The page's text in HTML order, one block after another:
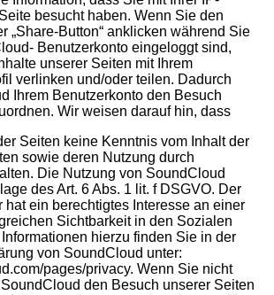
erhalten Sie in der Datenschutzerklärung von Zendesk: https://www.zendesk.de/company/customers-partners/privacy-policy/. Google reCAPTCHA Wir nutzen „Google reCAPTCHA“ (im Folgenden „reCAPTCHA“) auf unseren Websites. Anbieter ist die Google Ireland Limited („Google“), Gordon House, Barrow Street, Dublin 4, Irland. Mit reCAPTCHA soll überprüft werden, ob die Dateneingabe auf unseren Websites (z. B. in einem Kontaktformular) durch einen Menschen oder durch ein automatisiertes Programm erfolgt. Hierzu analysiert reCAPTCHA das Verhalten des Websitebesuchers anhand verschiedener Merkmale. Diese Analyse beginnt automatisch, sobald der Websitebesucher die Website betritt. Zur Analyse wertet reCAPTCHA verschiedene Informationen aus (z. B. IP-Adresse, Verweildauer des Websitebesuchers auf der Website oder vom Nutzer getätigte Mausbewegungen). Die bei der Analyse erfassten Daten werden an Google weitergeleitet. Die reCAPTCHA-Analysen laufen vollständig im Hintergrund. Websitebesucher werden nicht darauf hingewiesen, dass eine Analyse stattfindet. Die Datenverarbeitung erfolgt auf Grundlage von Art. 6 Abs. 1 lit. f DSGVO. Der Websitebetreiber hat ein berechtigtes Interesse daran, seine Webangebote vor missbräuchlicher automatisierter Ausspähung und vor SPAM zu schützen. Weitere Informationen zu Google reCAPTCHA sowie die Datenschutzerklärung von Google entnehmen Sie folgenden Links: https://policies.google.com/privacy?hl=de und https://www.google.com/recaptcha/intro/v3.htmll. 5. Soziale Medien Cookie Einstellungen Social-Media-Plugins mit Shariff Auf unseren Seiten werden Plugins von sozialen Medien verwendet (z. B. Facebook, Twitter, Google+, Instagram, Pinterest, XING, LinkedIn, Tumblr). Die Plugins können Sie in der Regel anhand der jeweiligen Social-Media-Logos erkennen. Um den Datenschutz auf unserer Website zu gewährleisten, verwenden wir diese Plugins nur zusammen mit der sogenannten „Shariff“- Lösung. Diese Anwendung verhindert, dass die auf unserer Website integrierten Plugins Daten schon beim ersten Betreten der Seite an den jeweiligen Anbieter übertragen. Erst wenn Sie das jeweilige Plugin durch Anklicken der zugehörigen Schaltfläche aktivieren, wird eine direkte Verbindung zum Server des Anbieters hergestellt (Einwilligung). Sobald Sie das Plugin aktivieren, erhält der jeweilige Anbieter die Information, dass Sie mit Ihrer IP-Adresse unsere Seite besucht haben. Wenn Sie gleichzeitig in Ihrem jeweiligen Social-Media-Account (z. B. Facebook) eingeloggt sind, kann der jeweilige Anbieter den Besuch unserer Seiten Ihrem Benutzerkonto zuordnen. Das Aktivieren des Plugins stellt eine Einwilligung im Sinne des Art. 6 Abs. 1 lit. a DSGVO dar. Diese Einwilligung können Sie jederzeit mit Wirkung für die Zukunft widerrufen. Facebook-Plugins (Like & Share-Button) Auf unseren Seiten sind Plugins des sozialen Netzwerks Facebook, Anbieter Facebook Inc., 1 Hacker Way, Menlo Park, California 94025, USA, integriert. Die Facebook Plugins erkennen Sie an dem Facebook-Logo oder dem „Like-Button“ („Gefällt mir“) auf unserer Seite. Eine Übersicht über die Facebook Plugins finden Sie hier: https://developers.facebook.com/docs/plugins/?locale=de_DE. Wenn Sie unsere Seiten besuchen, wird über das Plugin eine direkte Verbindung zwischen Ihrem Browser und dem Facebook-Server hergestellt. Facebook erhält dadurch die Information, dass Sie mit Ihrer IP-Adresse unsere Seite besucht haben. Wenn Sie den Facebook „Like-Button“ anklicken während Sie in Ihrem Facebook-Account eingeloggt sind, können Sie die Inhalte unserer Seiten auf Ihrem Facebook-Profil verlinken. Dadurch kann Facebook den Besuch unserer Seiten Ihrem Benutzerkonto zuordnen. Wir weisen darauf hin, dass wir als Anbieter der Seiten keine Kenntnis vom Inhalt der übermittelten Daten sowie deren Nutzung durch Facebook erhalten. Weitere Informationen hierzu finden Sie in der Datenschutzerklärung von Facebook unter: https://dede.facebook.com/privacy/explanation. Wenn Sie nicht wünschen, dass Facebook den Besuch unserer Seiten Ihrem Facebook-Nutzerkonto zuordnen kann, loggen Sie sich bitte aus Ihrem Facebook-Benutzerkonto aus. Die Verwendung der Facebook Plugins erfolgt auf Grundlage von Art. 6 Abs. 1 lit. f DSGVO. Der Websitebetreiber hat ein berechtigtes Interesse an einer möglichst umfangreichen Sichtbarkeit in den Sozialen Medien. Einsatz von juicer.io Auf dieser Website haben wir ein Tool zur Implementierung von Social Media Inhalten des Anbieters saas.group LLC, 304 S. Jones Blvd #1205, Las Vegas NV 89107, USA eingebunden. Einzelheiten zu den im Zusammenhang mit dem Dienst erfolgenden Datenverarbeitungen stehen in der Datenschutzerklärung des Anbieters, https://www.juicer.io/privacy. Die Rechtsgrundlage für die Einbindung des Tools ist Art. 6 Abs. 1 lit. f DSGVO. In der Optimierung der Nutzerfreundlichkeit der Website und der Ermöglichung der Einbindung von Social Media Beiträgen liegt unser berechtigtes Interesse. Twitter Plugin Auf unseren Seiten sind Funktionen des Dienstes Twitter eingebunden. Diese Funktionen werden angeboten durch die Twitter Inc., 1355 Market Street, Suite 900, San Francisco, CA 94103, USA. Durch das Benutzen von Twitter und der Funktion „Re-Tweet“ werden die von Ihnen besuchten Websites mit Ihrem Twitter-Account verknüpft und anderen Nutzern bekannt gegeben. Dabei werden auch Daten an Twitter übertragen. Wir weisen darauf hin, dass wir als Anbieter der Seiten keine Kenntnis vom Inhalt der übermittelten Daten sowie deren Nutzung durch Twitter erhalten. Weitere Informationen hierzu finden Sie in der Datenschutzerklärung von Twitter unter: https://twitter.com/de/privacy. Cookie Einstellungen Die Verwendung des Twitter-Plugins erfolgt auf Grundlage von Art. 6 Abs. 1 lit. f DSGVO. Der Websitebetreiber hat ein berechtigtes Interesse an einer möglichst umfangreichen Sichtbarkeit in den Sozialen Medien. Ihre Datenschutzeinstellungen bei Twitter können Sie in den Konto-Einstellungen unter https://twitter.com/account/settings ändern. Google+ Plugin Anbieter ist die Google Ireland Limited („Google“), Gordon House, Barrow Street, Dublin 4, Irland. Erfassung und Weitergabe von Informationen: Mithilfe der Google+-Schaltfläche können Sie Informationen weltweit veröffentlichen. Über die Google+-Schaltfläche erhalten Sie und andere Nutzer personalisierte Inhalte von Google und unseren Partnern. Google speichert sowohl die Information, dass Sie für einen Inhalt +1 gegeben haben, als auch Informationen über die Seite, die Sie beim Klicken auf +1 angesehen haben. Ihre +1 können als Hinweise zusammen mit Ihrem Profilnamen und Ihrem Foto in Google-Diensten, wie etwa in Suchergebnissen oder in Ihrem Google-Profil, oder an anderen Stellen auf Websites und Anzeigen im Internet eingeblendet werden. Google zeichnet Informationen über Ihre +1-Aktivitäten auf, um die Google-Dienste für Sie und andere zu verbessern. Um die Google+-Schaltfläche ve